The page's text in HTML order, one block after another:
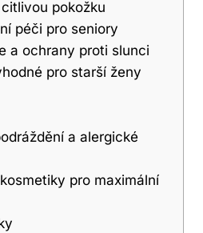
pokožku
péči pro seniory
a ochrany proti slunci
pro starší ženy
a alergické
pro maximální